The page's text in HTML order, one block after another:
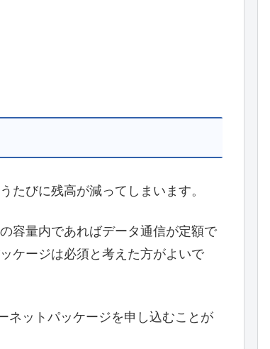
たびに残高が減ってしまいます。
容量内であればデータ通信が定額で
ケージは必須と考えた方がよいで
ネットパッケージを申し込むことが